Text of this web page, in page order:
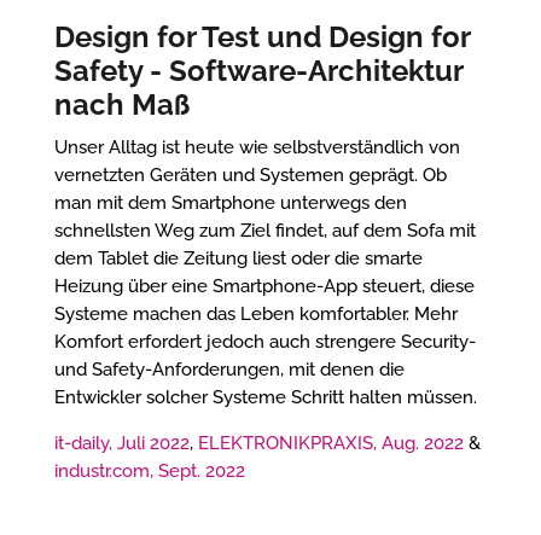
Design for Test und Design for
Safety - Software-Architektur
nach Maß
Unser Alltag ist heute wie selbstverständlich von
vernetzten Geräten und Systemen geprägt. Ob
man mit dem Smartphone unterwegs den
schnellsten Weg zum Ziel findet, auf dem Sofa mit
dem Tablet die Zeitung liest oder die smarte
Heizung über eine Smartphone-App steuert, diese
Systeme machen das Leben komfortabler. Mehr
Komfort erfordert jedoch auch strengere Security-
und Safety-Anforderungen, mit denen die
Entwickler solcher Systeme Schritt halten müssen.
it-daily, Juli 2022, ELEKTRONIKPRAXIS, Aug. 2022&
industr.com, Sept. 2022